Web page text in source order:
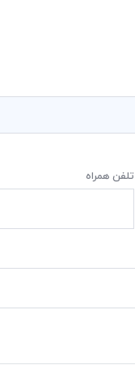
تلفن همراه